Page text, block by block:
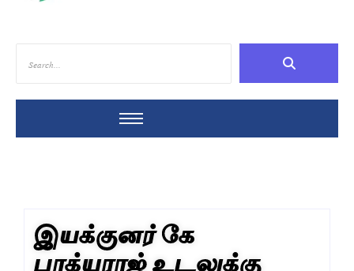
இயக்குனர் கே
பாக்யராஜ் உடலுக்கு